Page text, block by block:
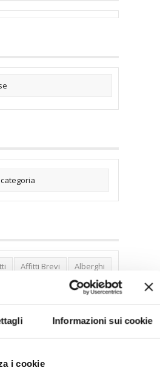
Informazioni sui cookie
i cookie
Affitti Brevi
Alberghi
Banca Woolwich
Affitti Brevi
Cambioabitazione
Cedolare Secca